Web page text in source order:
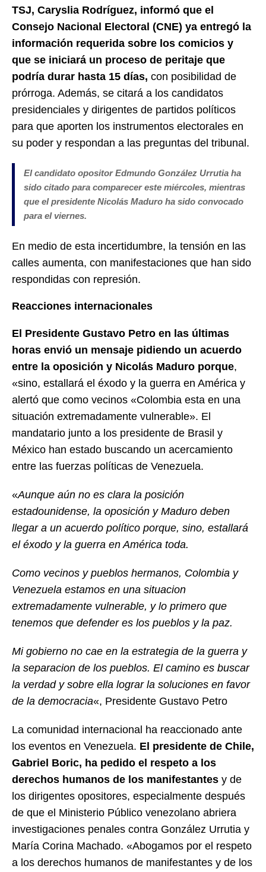
TSJ, Caryslia Rodríguez, informó que el
Consejo Nacional Electoral (CNE) ya entregó la
información requerida sobre los comicios y
que se iniciará un proceso de peritaje que
podría durar hasta 15 días, con posibilidad de
prórroga. Además, se citará a los candidatos
presidenciales y dirigentes de partidos políticos
para que aporten los instrumentos electorales en
su poder y respondan a las preguntas del tribunal.
El candidato opositor Edmundo González Urrutia ha
sido citado para comparecer este miércoles, mientras
que el presidente Nicolás Maduro ha sido convocado
para el viernes.
En medio de esta incertidumbre, la tensión en las
calles aumenta, con manifestaciones que han sido
respondidas con represión.
Reacciones internacionales
El Presidente Gustavo Petro en las últimas
horas envió un mensaje pidiendo un acuerdo
entre la oposición y Nicolás Maduro porque,
«sino, estallará el éxodo y la guerra en América y
alertó que como vecinos «Colombia esta en una
situación extremadamente vulnerable». El
mandatario junto a los presidente de Brasil y
México han estado buscando un acercamiento
entre las fuerzas políticas de Venezuela.
«Aunque aún no es clara la posición
estadounidense, la oposición y Maduro deben
llegar a un acuerdo político porque, sino, estallará
el éxodo y la guerra en América toda.
Como vecinos y pueblos hermanos, Colombia y
Venezuela estamos en una situacion
extremadamente vulnerable, y lo primero que
tenemos que defender es los pueblos y la paz.
Mi gobierno no cae en la estrategia de la guerra y
la separacion de los pueblos. El camino es buscar
la verdad y sobre ella lograr la soluciones en favor
de la democracia«, Presidente Gustavo Petro
La comunidad internacional ha reaccionado ante
los eventos en Venezuela. El presidente de Chile,
Gabriel Boric, ha pedido el respeto a los
derechos humanos de los manifestantes y de
los dirigentes opositores, especialmente después
de que el Ministerio Público venezolano abriera
investigaciones penales contra González Urrutia y
María Corina Machado. «Abogamos por el respeto
a los derechos humanos de manifestantes y de los